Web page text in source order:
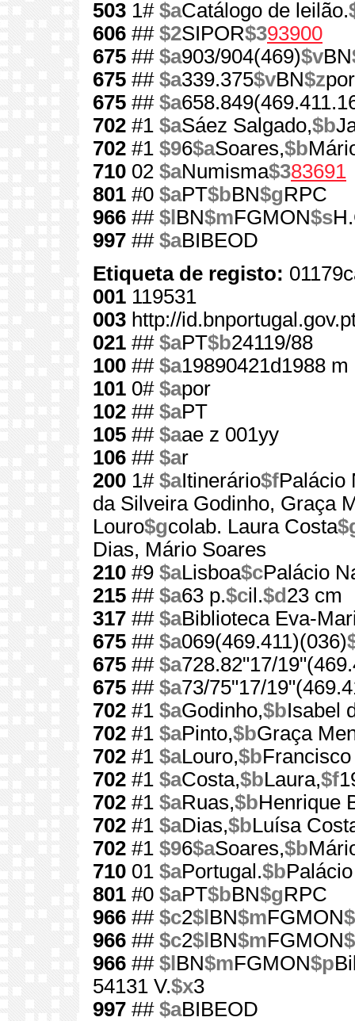
503 1# $aCatálogo de leilão.
606 ## $2SIPOR$393900
675 ## $a903/904(469)$vBN
675 ## $a339.375$vBN$zpor
675 ## $a
702 #1 $aSáez Salgado,$b
702 #1 $96$aSoares,$b
710 02 $aNumisma$383691
801 #0 $aPT$bBN$gRPC
966 ## $l BN$mFGMON$s
997 ## $aBIBEOD
Etiqueta de registo:
001 119531
003 http://
021 ## $aPT$b24119/88
100 ## $a19890421d1988
101 0# $apor
102 ## $aPT
105 ## $aae z 001yy
106 ## $ar
200 1# $aItinerário$fPalácio
da Silveira Godinho, Graça
Louro$gcolab. Laura Costa
Dias, Mário Soares
210 #9 $aLisboa$cPalácio
215 ## $a63 p.$cil.$d 23 cm
317 ## $aBiblioteca Eva-
675 ## $a069(469.411)(036)
675 ## $a728.82"17/
675 ## $a73/75"17/
702 #1 $aGodinho,$bIsabel
702 #1 $aPinto,$bGraça
702 #1 $aLouro,$b
702 #1 $aCosta,$bLaura,$f
702 #1 $aRuas,$bHenrique
702 #1 $aDias,$bLuísa
702 #1 $96$aSoares,$b
710 01 $aPortugal.$b
801 #0 $aPT$bBN$gRPC
966 ## $c2$l BN$mFGMON
966 ## $c2$l BN$mFGMON
966 ## $l BN$mFGMON$p
54131 V.$x3
997 ## $aBIBEOD